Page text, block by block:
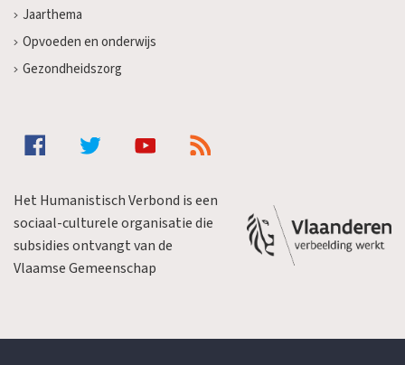
Jaarthema
Opvoeden en onderwijs
Gezondheidszorg
Het Humanistisch Verbond is een
sociaal-culturele organisatie die
subsidies ontvangt van de
Vlaamse Gemeenschap